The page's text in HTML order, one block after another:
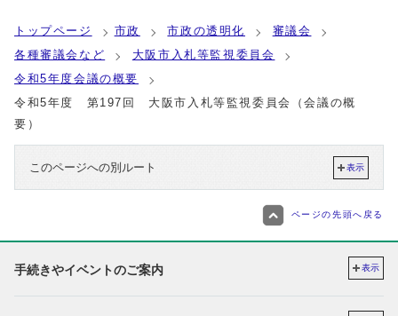
トップページ 市政 市政の透明化
審議会
各種審議会など
大阪市入札等監視委員会
令和5年度会議の概要
令和5年度 第197回 大阪市入札等監視委員会（会議の概
要）
このページへの別ルート 表示
ページの先頭へ戻る
手続きやイベントのご案内 表示